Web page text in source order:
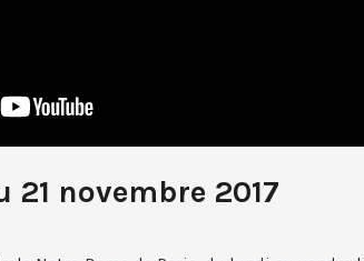
21 novembre 2017